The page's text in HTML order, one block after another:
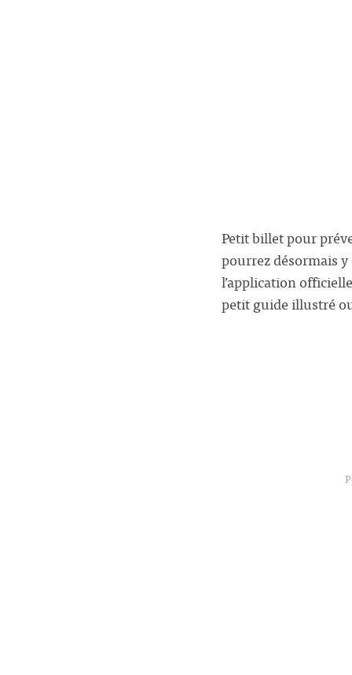
Petit billet pour
pourrez désormais
l’application
petit guide illustré